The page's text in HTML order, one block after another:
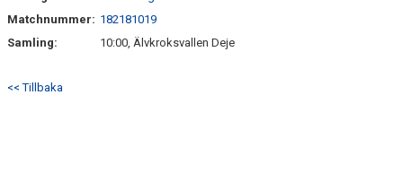
KONTAKTER & LAG
SPONSORER
Matchnummer: 182181019
Samling:
10:00, Älvkroksvallen Deje
<< Tillbaka